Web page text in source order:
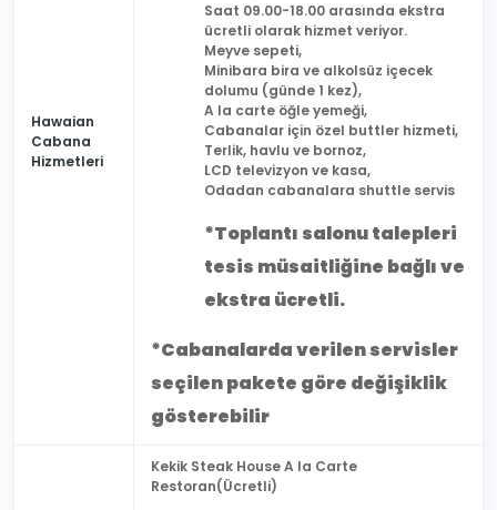
Hawaian
Cabana
Hizmetleri
Saat 09.00-18.00 arasında ekstra
ücretli olarak hizmet veriyor.
Meyve sepeti,
Minibara bira ve alkolsüz içecek
dolumu (günde 1 kez),
A la carte öğle yemeği,
Cabanalar için özel buttler hizmeti,
Terlik, havlu ve bornoz,
LCD televizyon ve kasa,
Odadan cabanalara shuttle servis
*Toplantı salonu talepleri
tesis müsaitliğine bağlı ve
ekstra ücretli.
*Cabanalarda verilen servisler
seçilen pakete göre değişiklik
gösterebilir
Kekik Steak House A la Carte
Restoran(Ücretli)